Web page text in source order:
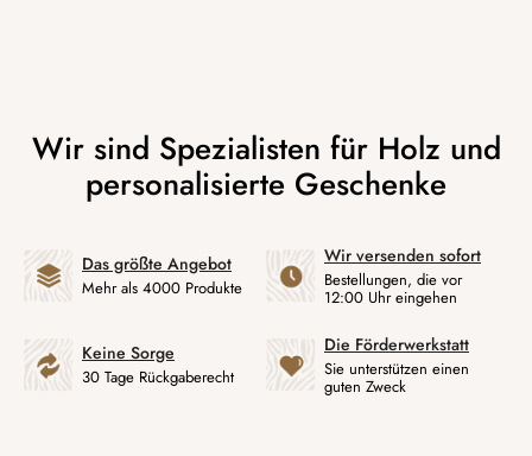
Das größte Angebot
Mehr als 4000 Produkte
Wir versenden sofort
Bestellungen, die vor
12:00 Uhr eingehen
Keine Sorge
30 Tage Rückgaberecht
Die Förderwerkstatt
Sie unterstützen einen
guten Zweck